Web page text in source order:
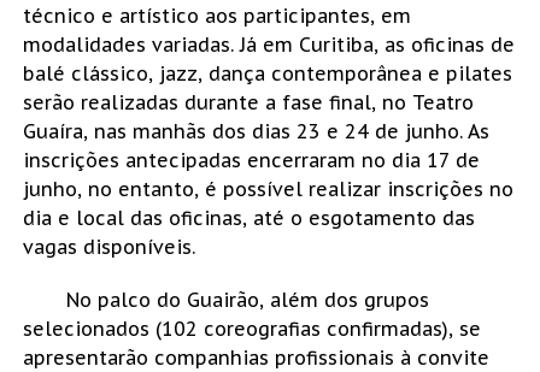
técnico e artístico aos participantes, em
modalidades variadas. Já em Curitiba, as oficinas de
balé clássico, jazz, dança contemporânea e pilates
serão realizadas durante a fase final, no Teatro
Guaíra, nas manhãs dos dias 23 e 24 de junho. As
inscrições antecipadas encerraram no dia 17 de
junho, no entanto, é possível realizar inscrições no
dia e local das oficinas, até o esgotamento das
vagas disponíveis.
No palco do Guairão, além dos grupos
selecionados (102 coreografias confirmadas), se
apresentarão companhias profissionais à convite